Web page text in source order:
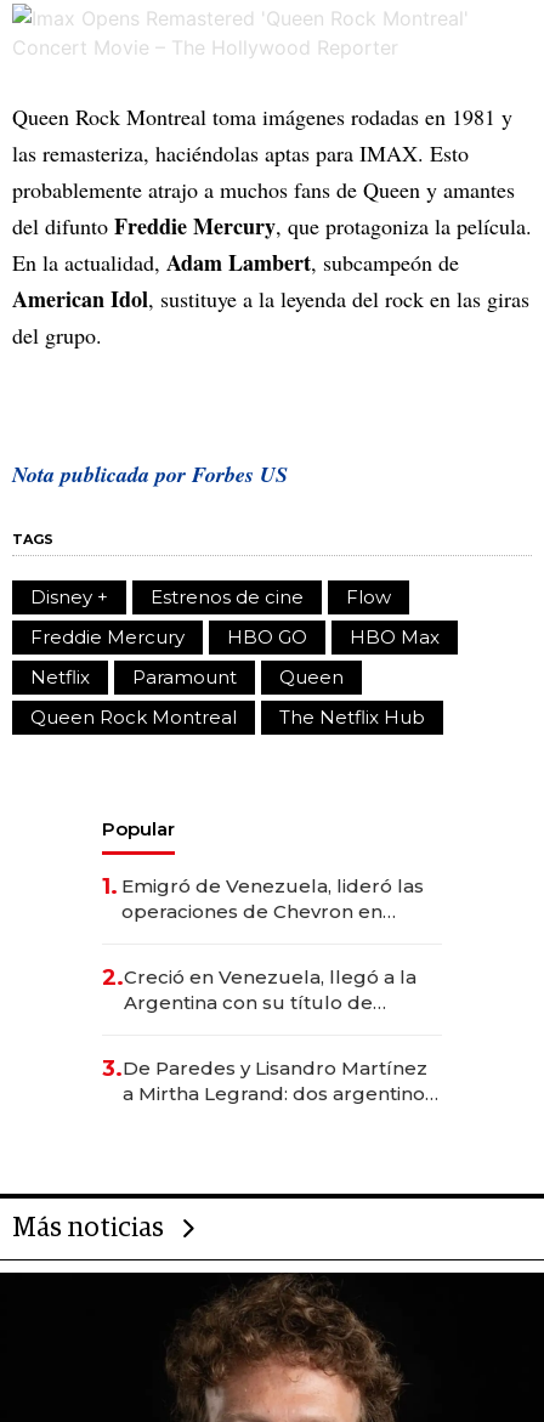
Queen Rock Montreal toma imágenes rodadas en 1981 y
las remasteriza, haciéndolas aptas para IMAX. Esto
probablemente atrajo a muchos fans de Queen y amantes
del difunto Freddie Mercury, que protagoniza la película.
En la actualidad, Adam Lambert, subcampeón de
American Idol, sustituye a la leyenda del rock en las giras
del grupo.
Nota publicada por Forbes US
TAGS
Disney + Estrenos de cine
Flow
Freddie Mercury
HBO GO
HBO Max
Netflix
Paramount
Queen
Queen Rock Montreal
The Netflix Hub
Popular
1. Emigró de Venezuela, lideró las
operaciones de Chevron en
2.Creció en Venezuela, llegó a la
Argentina con su título de
las marcas "fast premium"
3.De Paredes y Lisandro Martínez
a Mirtha Legrand: dos argentinos
Más noticias